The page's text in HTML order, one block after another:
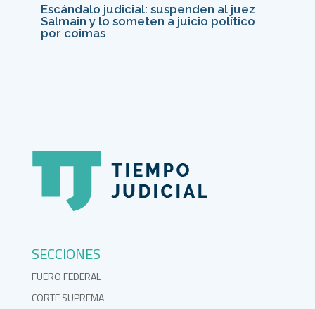
Escándalo judicial: suspenden al juez
Salmain y lo someten a juicio político
por coimas
SECCIONES
FUERO FEDERAL
CORTE SUPREMA